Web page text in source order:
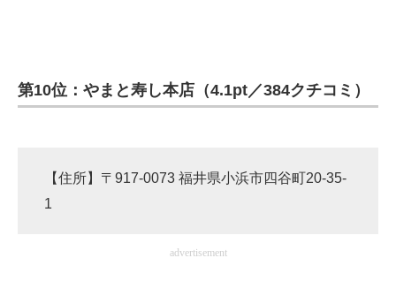
建設×テクノロジーの最前線
第10位：やまと寿し本店（4.1pt／384クチコミ）
【住所】〒917-0073 福井県小浜市四谷町20-35-
1
advertisement